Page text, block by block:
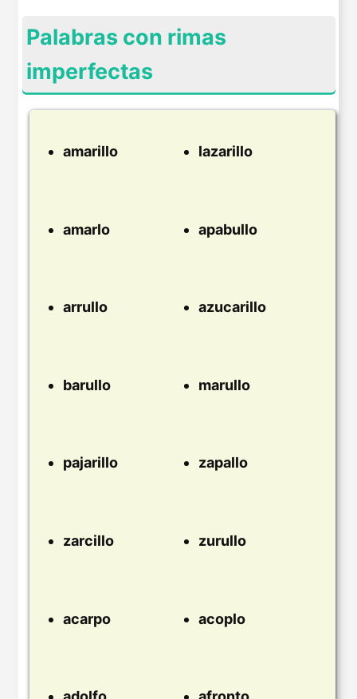
Palabras con rimas
imperfectas
amarillo lazarillo
amarlo apabullo
arrullo azucarillo
barullo marullo
pajarillo zapallo
zarcillo zurullo
acarpo acoplo